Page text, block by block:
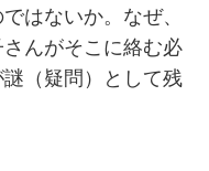
はないか。なぜ、
んがそこに絡む必
（疑問）として残